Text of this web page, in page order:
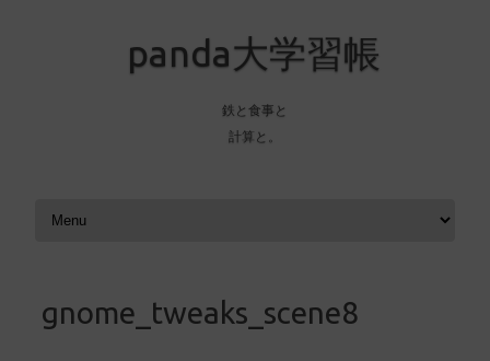
panda大学習帳
鉄と食事と
計算と。
gnome_tweaks_scene8